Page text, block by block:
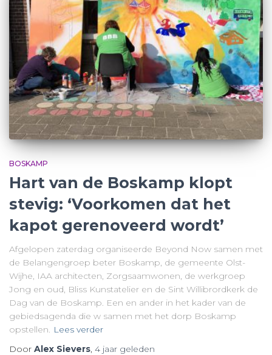
BOSKAMP
Hart van de Boskamp klopt
stevig: ‘Voorkomen dat het
kapot gerenoveerd wordt’
Afgelopen zaterdag organiseerde Beyond Now samen met
de Belangengroep beter Boskamp, de gemeente Olst-
Wijhe, IAA architecten, Zorgsaamwonen, de werkgroep
Jong en oud, Bliss Kunstatelier en de Sint Willibrordkerk de
Dag van de Boskamp. Een en ander in het kader van de
gebiedsagenda die w samen met het dorp Boskamp
opstellen. Lees verder
Door Alex Sievers, 4 jaar geleden